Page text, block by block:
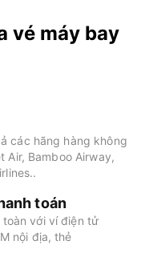
vé máy bay
các hãng hàng không
Air, Bamboo Airway,
toán
với ví điện tử
nội địa, thẻ